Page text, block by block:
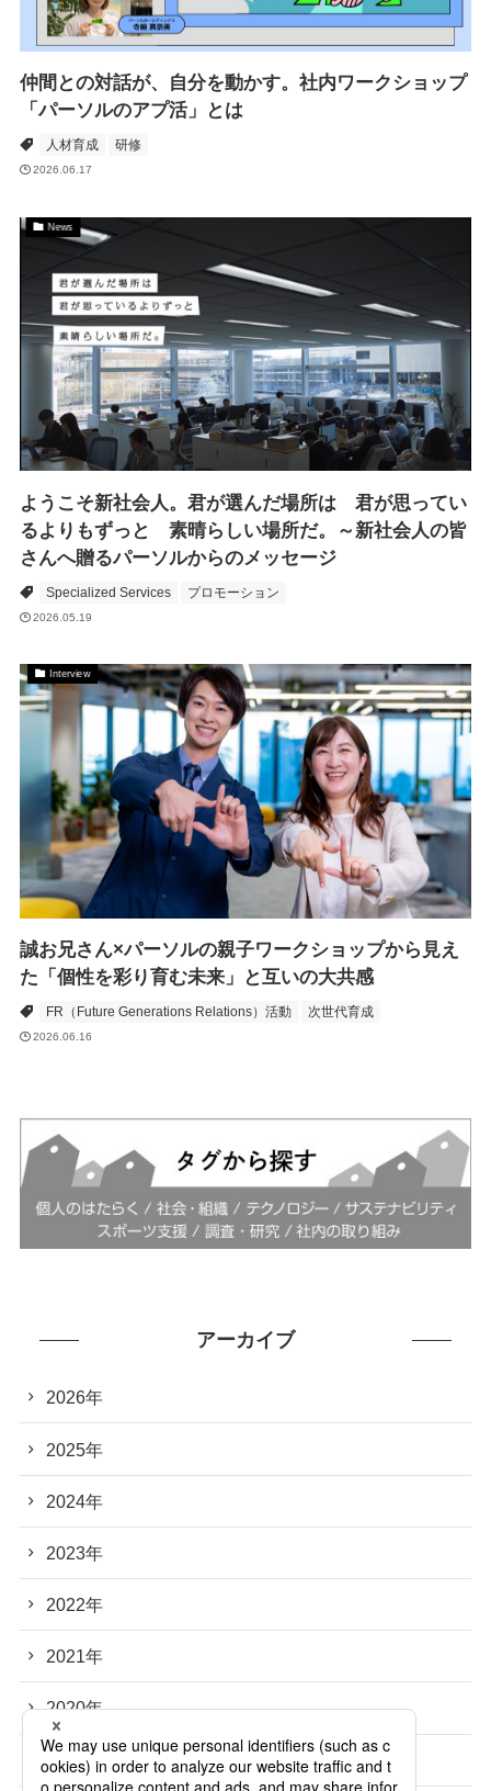
仲間との対話が、自分を動かす。社内ワークショップ
「パーソルのアプ活」とは
人材育成 研修
2026.06.17
News
ようこそ新社会人。君が選んだ場所は 君が思ってい
るよりもずっと 素晴らしい場所だ。～新社会人の皆
さんへ贈るパーソルからのメッセージ
Specialized Services プロモーション
2026.05.19
Interview
誠お兄さん×パーソルの親子ワークショップから見え
た「個性を彩り育む未来」と互いの大共感
FR（Future Generations Relations）活動 次世代育成
2026.06.16
アーカイブ
2026年
2025年
2024年
2023年
2022年
2021年
2020年
2019年